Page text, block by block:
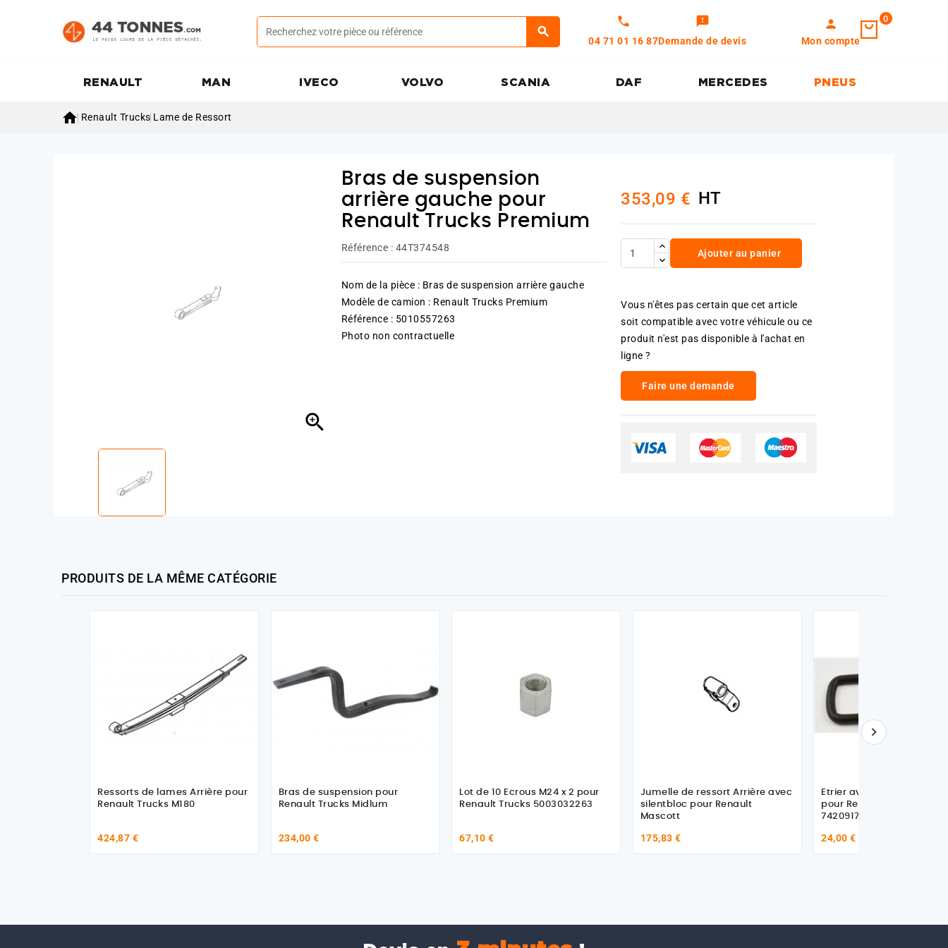
call
04 71 01 16 87
feedback
Demande de devis
person
Mon compte
0
RENAULT MAN IVECO VOLVO SCANIA DAF MERCEDES PNEUS
 Renault Trucks Lame de Ressort

Bras de suspension
arrière gauche pour
Renault Trucks Premium
Référence : 44T374548
Nom de la pièce : Bras de suspension arrière gauche
Modèle de camion : Renault Trucks Premium
Référence : 5010557263
Photo non contractuelle
353,09 € HT
Ajouter au panier
Vous n'êtes pas certain que cet article
soit compatible avec votre véhicule ou ce
produit n'est pas disponible à l'achat en
ligne ?
Faire une demande
PRODUITS DE LA MÊME CATÉGORIE
Ressorts de lames Arrière pour
Renault Trucks M180
424,87 €
Bras de suspension pour
Renault Trucks Midlum
234,00 €
Lot de 10 Ecrous M24 x 2 pour
Renault Trucks 5003032263
67,10 €
Jumelle de ressort Arrière avec
silentbloc pour Renault
Mascott
175,83 €
Etrier avant 260 mm +
pour Renault Trucks
7420917402
24,00 €
